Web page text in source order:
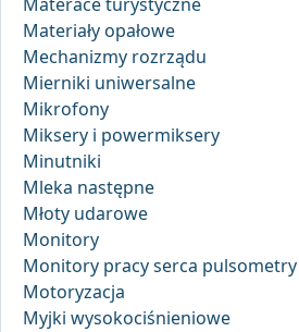
Materiały opałowe
Mechanizmy rozrządu
Mierniki uniwersalne
Mikrofony
Miksery i powermiksery
Minutniki
Mleka następne
Młoty udarowe
Monitory
Monitory pracy serca pulsometry
Motoryzacja
Myjki wysokociśnieniowe